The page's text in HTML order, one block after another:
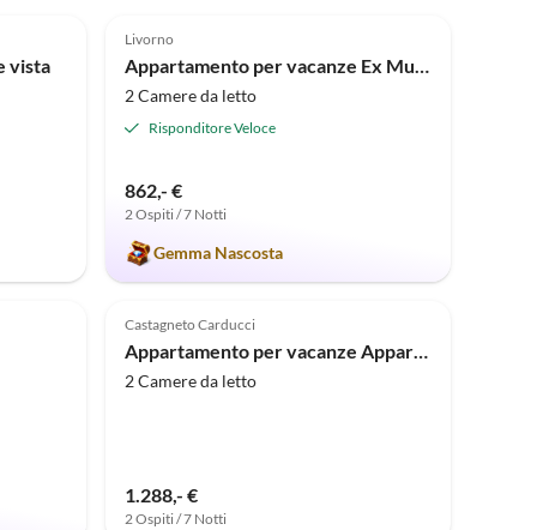
vista
Livorno
Appartamento per vacanze Ex Mulino ad Acqua Le Ferriere
2 Camere da letto
Risponditore Veloce
862,- €
2 Ospiti / 7 Notti
Gemma Nascosta
Alto
Alto
Castagneto Carducci
Appartamento per vacanze Appartamento Suite Mia Margot
2 Camere da letto
1.288,- €
2 Ospiti / 7 Notti